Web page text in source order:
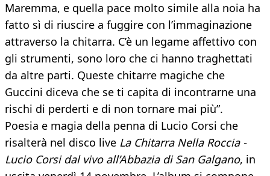
Maremma, e quella pace molto simile alla noia ha
fatto sì di riuscire a fuggire con l’immaginazione
attraverso la chitarra. C’è un legame affettivo con
gli strumenti, sono loro che ci hanno traghettati
da altre parti. Queste chitarre magiche che
Guccini diceva che se ti capita di incontrarne una
rischi di perderti e di non tornare mai più”.
Poesia e magia della penna di Lucio Corsi che
risalterà nel disco live La Chitarra Nella Roccia -
Lucio Corsi dal vivo all’Abbazia di San Galgano, in